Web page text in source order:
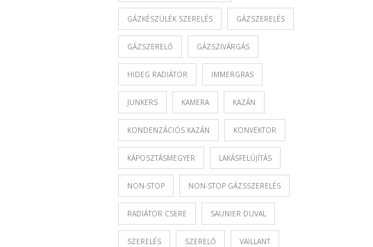
GÁZKÉSZÜLÉK SZERELÉS GÁZSZERELÉS
GÁZSZERELŐ GÁZSZIVÁRGÁS
HIDEG RADIÁTOR IMMERGRAS
JUNKERS KAMERA KAZÁN
KONDENZÁCIÓS KAZÁN KONVEKTOR
KÁPOSZTÁSMEGYER LAKÁSFELÚJÍTÁS
NON-STOP NON-STOP GÁZSSZERELÉS
RADIÁTOR CSERE SAUNIER DUVAL
SZERELÉS SZERELŐ VAILLANT